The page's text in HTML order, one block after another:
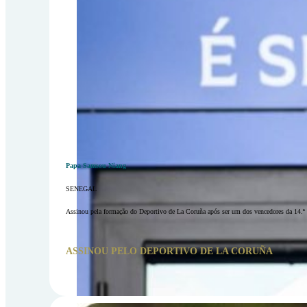
Papa Samsou Niang
SENEGAL
Assinou pela formação do Deportivo de La Coruña após ser um dos vencedores da 14.ª
ASSINOU PELO DEPORTIVO DE LA CORUÑA